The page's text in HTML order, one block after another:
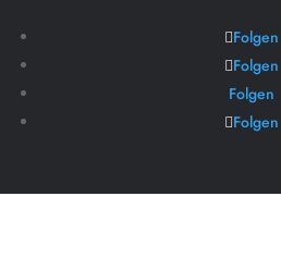
Folgen
Folgen
Folgen
Folgen